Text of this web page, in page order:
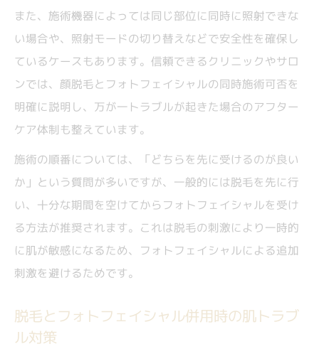
また、施術機器によっては同じ部位に同時に照射できな
い場合や、照射モードの切り替えなどで安全性を確保し
ているケースもあります。信頼できるクリニックやサロ
ンでは、顔脱毛とフォトフェイシャルの同時施術可否を
明確に説明し、万が一トラブルが起きた場合のアフター
ケア体制も整えています。
施術の順番については、「どちらを先に受けるのが良い
か」という質問が多いですが、一般的には脱毛を先に行
い、十分な期間を空けてからフォトフェイシャルを受け
る方法が推奨されます。これは脱毛の刺激により一時的
に肌が敏感になるため、フォトフェイシャルによる追加
刺激を避けるためです。
脱毛とフォトフェイシャル併用時の肌トラブ
ル対策